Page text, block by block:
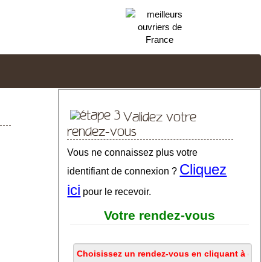
Validez votre
rendez-vous
Vous ne connaissez plus votre
identifiant de connexion ? Cliquez
ici pour le recevoir.
Votre rendez-vous